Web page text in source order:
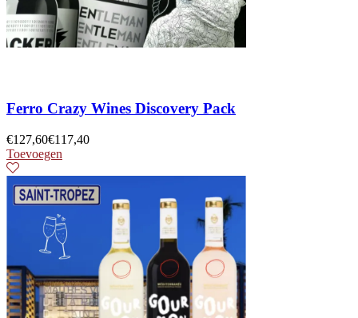
Ferro Crazy Wines Discovery Pack
€127,60€117,40
Toevoegen